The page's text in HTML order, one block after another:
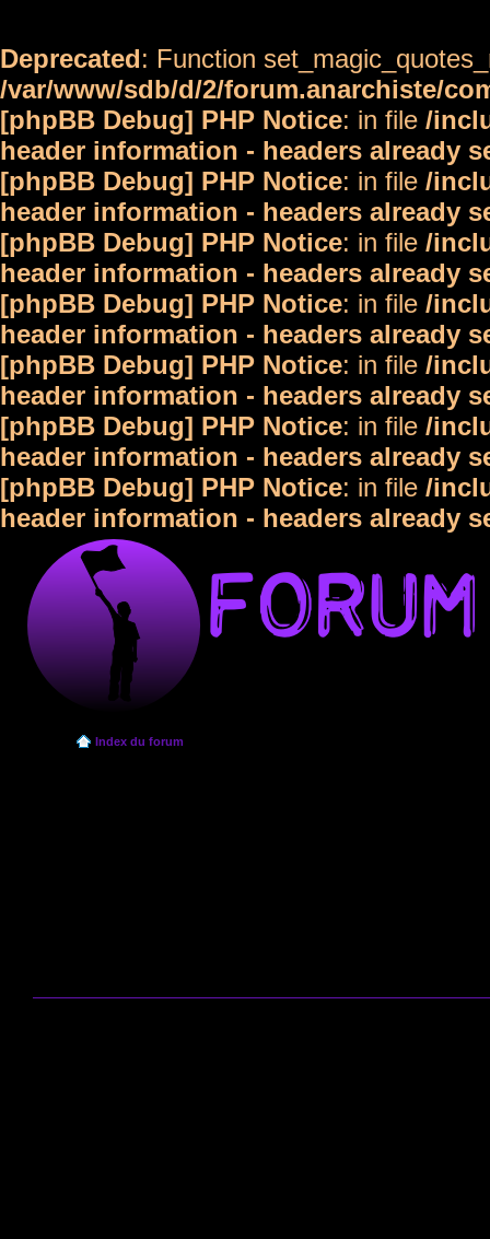
Deprecated: Function
/var/www/sdb/d/2/forum.anarchiste/
[phpBB Debug] PHP Notice: in file /
header information - headers already
[phpBB Debug] PHP Notice: in file /
header information - headers already
[phpBB Debug] PHP Notice: in file /
header information - headers already
[phpBB Debug] PHP Notice: in file /
header information - headers already
[phpBB Debug] PHP Notice: in file /
header information - headers already
[phpBB Debug] PHP Notice: in file /
header information - headers already
[phpBB Debug] PHP Notice: in file /
header information - headers already
Index du forum